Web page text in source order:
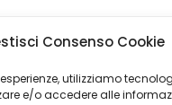
Consenso Cookie
utilizziamo
e/o accedere alle